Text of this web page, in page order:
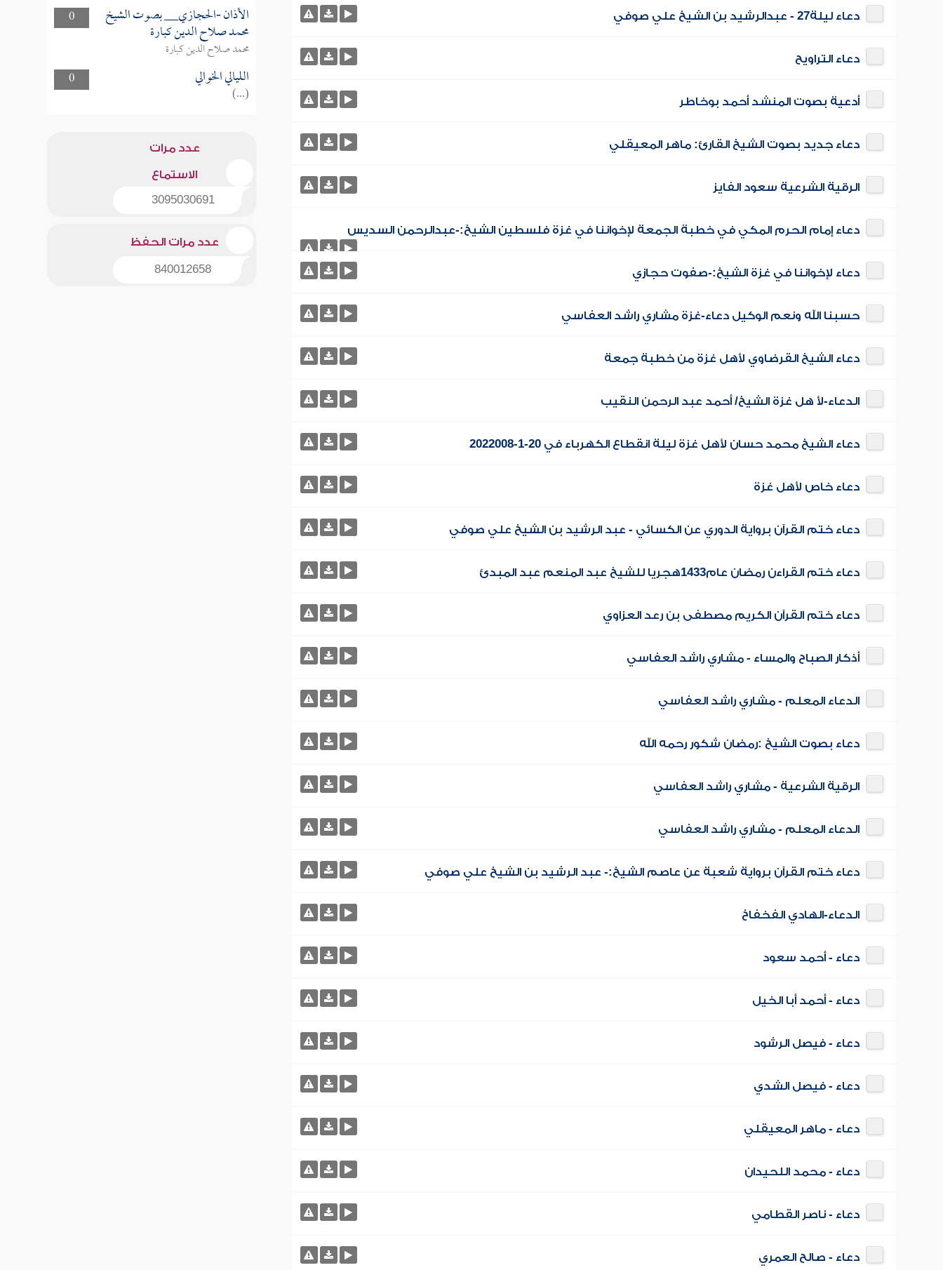
دعاء ليلة27 - عبدالرشيد بن الشيخ علي صوفي
دعاء التراويح
أدعية بصوت المنشد أحمد بوخاطر
دعاء جديد بصوت الشيخ القارئ: ماهر المعيقلي
الرقية الشرعية سعود الفايز
دعاء إمام الحرم المكي في خطبة الجمعة لإخواننا في غزة فلسطين الشيخ:-عبدالرحمن السديس
دعاء لإخواننا في غزة الشيخ:-صفوت حجازي
حسبنا الله ونعم الوكيل دعاء-غزة مشاري راشد العفاسي
دعاء الشيخ القرضاوي لأهل غزة من خطبة جمعة
الدعاء-لأ هل غزة الشيخ/ أحمد عبد الرحمن النقيب
دعاء الشيخ محمد حسان لأهل غزة ليلة انقطاع الكهرباء في 20-1-2022008
دعاء خاص لأهل غزة
دعاء ختم القرآن برواية الدوري عن الكسائي - عبد الرشيد بن الشيخ علي صوفي
دعاء ختم القراءن رمضان عام1433هجريا للشيخ عبد المنعم عبد المبدئ
دعاء ختم القرآن الكريم مصطفى بن رعد العزاوي
أذكار الصباح والمساء - مشاري راشد العفاسي
الدعاء المعلم - مشاري راشد العفاسي
دعاء بصوت الشيخ :رمضان شكور رحمه الله
الرقية الشرعية - مشاري راشد العفاسي
الدعاء المعلم - مشاري راشد العفاسي
دعاء ختم القرآن برواية شعبة عن عاصم الشيخ:- عبد الرشيد بن الشيخ علي صوفي
الدعاء-الهادي الفخفاخ
دعاء - أحمد سعود
دعاء - أحمد أبا الخيل
دعاء - فيصل الرشود
دعاء - فيصل الشدي
دعاء - ماهر المعيقلي
دعاء - محمد اللحيدان
دعاء - ناصر القطامي
دعاء - صالح العمري
0
الأذان -الحجازي__ بصوت الشيخ
محمد صلاح الدين كبارة
محمد صلاح الدين كبارة
0
الليالي الخوالي
(...)
عدد مرات
الاستماع
3095030691
عدد مرات الحفظ
840012658